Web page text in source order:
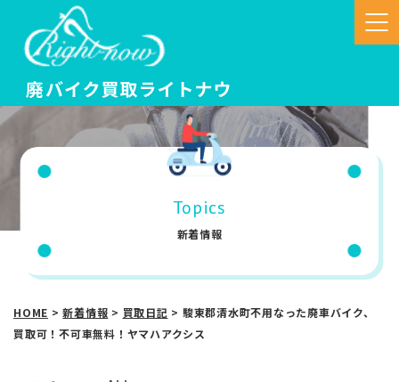
Topics
新着情報
HOME >新着情報 > 買取日記 > 駿東郡清水町不用なった廃車バイク、
買取可！不可車無料！ヤマハアクシス